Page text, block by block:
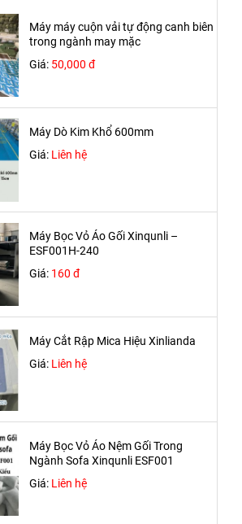
Máy máy cuộn vải tự động canh biên
trong ngành may mặc
Giá: 50,000 đ
Máy Dò Kim Khổ 600mm
Giá: Liên hệ
Máy Bọc Vỏ Áo Gối Xinqunli –
ESF001H-240
Giá: 160 đ
Máy Cắt Rập Mica Hiệu Xinlianda
Giá: Liên hệ
Máy Bọc Vỏ Áo Nệm Gối Trong
Ngành Sofa Xinqunli ESF001
Giá: Liên hệ